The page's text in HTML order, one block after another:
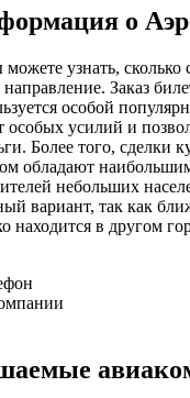
о
узнать, сколько
Заказ
особой
особых усилий и
Более того, сделки
обладают
небольших
вариант, так как
находится в другом